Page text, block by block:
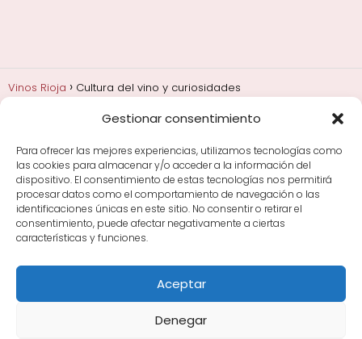
Gestionar consentimiento
Para ofrecer las mejores experiencias, utilizamos tecnologías como
las cookies para almacenar y/o acceder a la información del
dispositivo. El consentimiento de estas tecnologías nos permitirá
procesar datos como el comportamiento de navegación o las
identificaciones únicas en este sitio. No consentir o retirar el
consentimiento, puede afectar negativamente a ciertas
características y funciones.
Aceptar
Denegar
Vinos Rioja Cultura del vino y curiosidades
Añadas, crianza y guarda
Bodegas y marcas de
Rioja
Cata y aprender a probar vino
Comprar vino
Rioja y guías de regalo
Cultura del vino y
curiosidades
Enoturismo en Rioja
Maridajes y vino en la mesa
Tiendas de vino por
ciudades
Tipos de Rioja y clasificación
bodegas por área